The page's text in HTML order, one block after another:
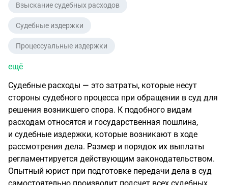
Взыскание судебных расходов
Судебные издержки
Процессуальные издержки
ещё
Судебные расходы — это затраты, которые несут
стороны судебного процесса при обращении в суд для
решения возникшего спора. К подобного видам
расходам относятся и государственная пошлина,
и судебные издержки, которые возникают в ходе
рассмотрения дела. Размер и порядок их выплаты
регламентируется действующим законодательством.
Опытный юрист при подготовке передачи дела в суд